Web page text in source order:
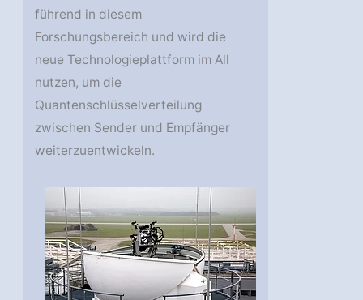
führend in diesem
Forschungsbereich und wird die
neue Technologieplattform im All
nutzen, um die
Quantenschlüsselverteilung
zwischen Sender und Empfänger
weiterzuentwickeln.